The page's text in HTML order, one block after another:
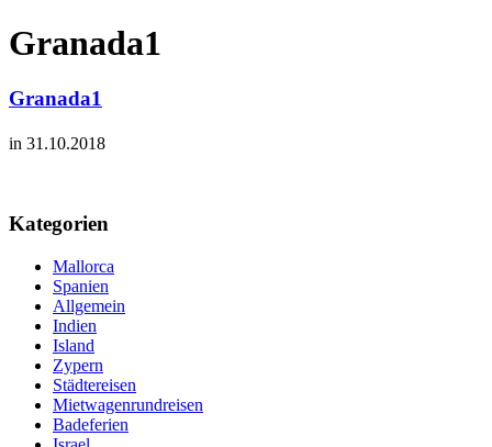
Granada1
Granada1
in 31.10.2018
Kategorien
Mallorca
Spanien
Allgemein
Indien
Island
Zypern
Städtereisen
Mietwagenrundreisen
Badeferien